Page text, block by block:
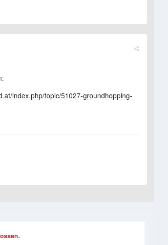
index.php/topic/51027-groundhopping-